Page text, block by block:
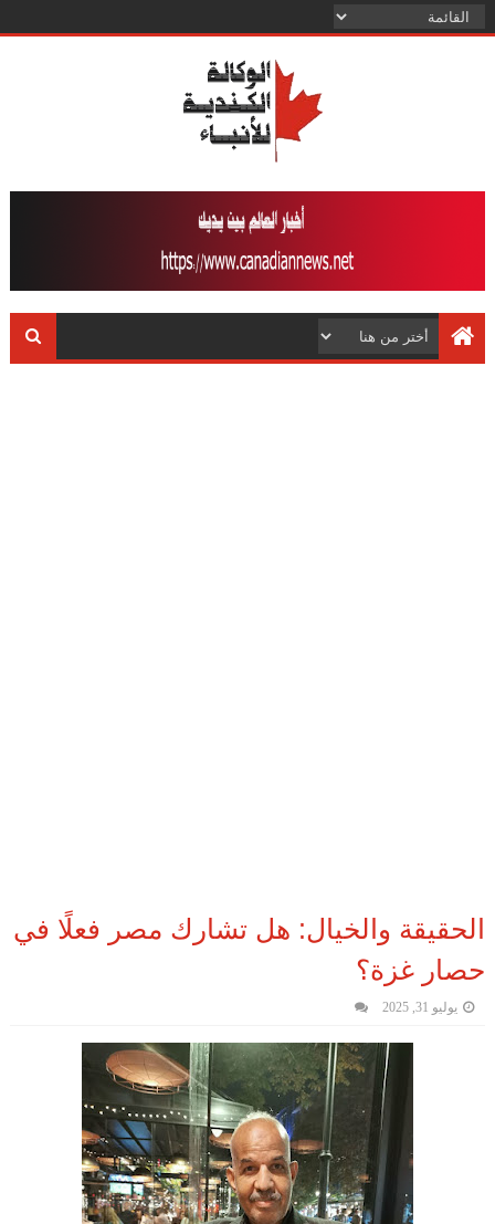
الحقيقة والخيال: هل تشارك مصر فعلًا في
حصار غزة؟
يوليو 31, 2025